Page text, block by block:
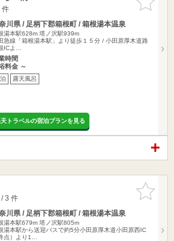
りに追加
川県 / 足柄下郡箱根町 / 箱根湯本温泉
湯本駅628m 塔ノ沢駅939m
急線「箱根湯本駅」より徒歩１５分 / 小田原厚木道路
ICよ…
時間
料金 ～
露天風呂
トラベルの宿泊プランを見る
お気に入
りに追加
3 件
川県 / 足柄下郡箱根町 / 箱根湯本温泉
湯本駅679m 塔ノ沢駅805m
湯本駅から送迎バスで約5分小田原厚木道小田原西IC
点）より1…